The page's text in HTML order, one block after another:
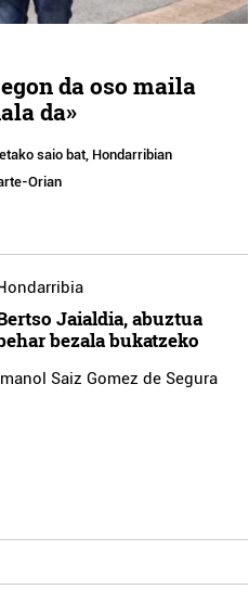
da oso maila
da»
saio bat, Hondarribian
Orian
Jaialdia, abuztua
bezala bukatzeko
Saiz Gomez de Segura